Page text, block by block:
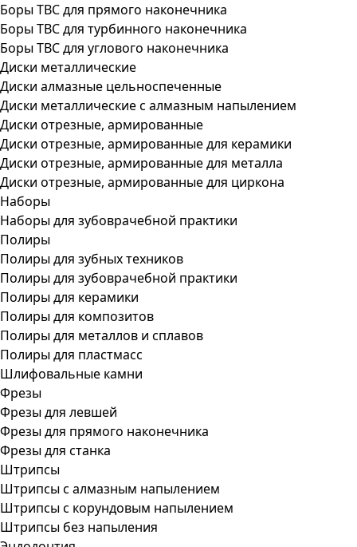
Боры ТВС для прямого наконечника
Боры ТВС для турбинного наконечника
Боры ТВС для углового наконечника
Диски металлические
Диски алмазные цельноспеченные
Диски металлические с алмазным напылением
Диски отрезные, армированные
Диски отрезные, армированные для керамики
Диски отрезные, армированные для металла
Диски отрезные, армированные для циркона
Наборы
Наборы для зубоврачебной практики
Полиры
Полиры для зубных техников
Полиры для зубоврачебной практики
Полиры для керамики
Полиры для композитов
Полиры для металлов и сплавов
Полиры для пластмасс
Шлифовальные камни
Фрезы
Фрезы для левшей
Фрезы для прямого наконечника
Фрезы для станка
Штрипсы
Штрипсы c алмазным напылением
Штрипсы c корундовым напылением
Штрипсы без напыления